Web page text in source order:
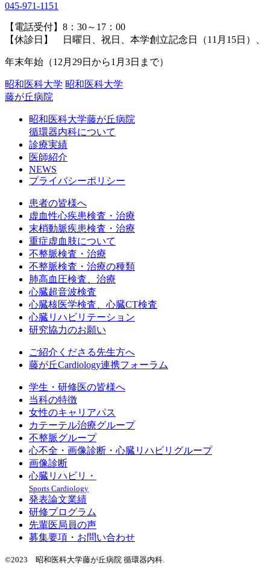
045-971-1151
【電話受付】8：30～17：00
【休診日】 日曜日、祝日、本学創立記念日（11月15日）、
年末年始（12月29日から1月3日まで）
昭和医科大学 昭和医科大学
藤が丘病院
昭和医科大学藤が丘病院
循環器内科について
診療実績
医師紹介
NEWS
プライバシーポリシー
患者の皆様へ
虚血性心疾患検査・治療
末梢動脈疾患検査・治療
重症虚血肢について
不整脈検査・治療
不整脈検査・治療の種類
肺高血圧検査、治療
心臓超音波検査
心臓核医学検査、心臓CT検査
心臓リハビリテーション
研究協力のお願い
ご紹介くださる先生方へ
藤が丘Cardiology連携フォーラム
学生・研修医の皆様へ
当科の特徴
女性のキャリアパス
カテーテル治療グループ
不整脈グループ
心不全・画像診断・心臓リハビリグループ
画像診断
心臓リハビリ・
Sports Cardiology
発表論文業績
研修プログラム
先輩医局員の声
募集要項・お問い合わせ
©2023 昭和医科大学藤が丘病院 循環器内科.